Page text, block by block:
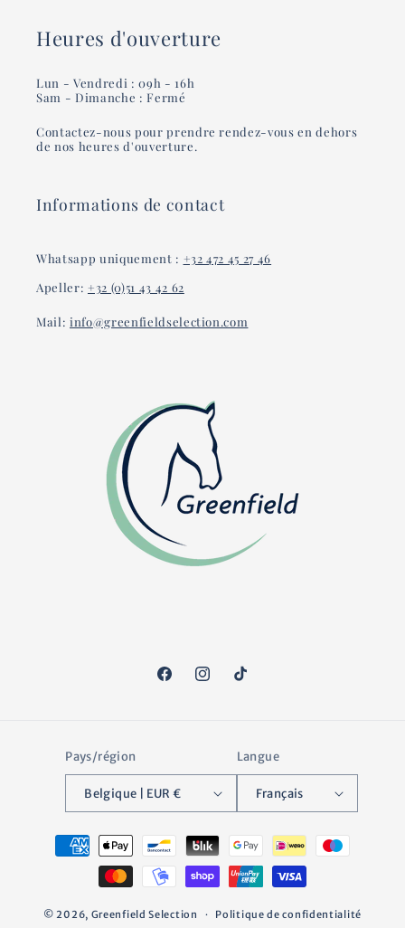
Heures d'ouverture
Lun - Vendredi : 09h - 16h
Sam - Dimanche : Fermé
Contactez-nous pour prendre rendez-vous en dehors
de nos heures d'ouverture.
Informations de contact
Whatsapp uniquement : +32 472 45 27 46
Apeller: +32 (0)51 43 42 62
Mail: info@greenfieldselection.com
FacebookInstagram
TikTok
Pays/région
Belgique | EUR €
Langue
Français
Moyens
© 2026, Greenfield Selection Politique de confidentialité